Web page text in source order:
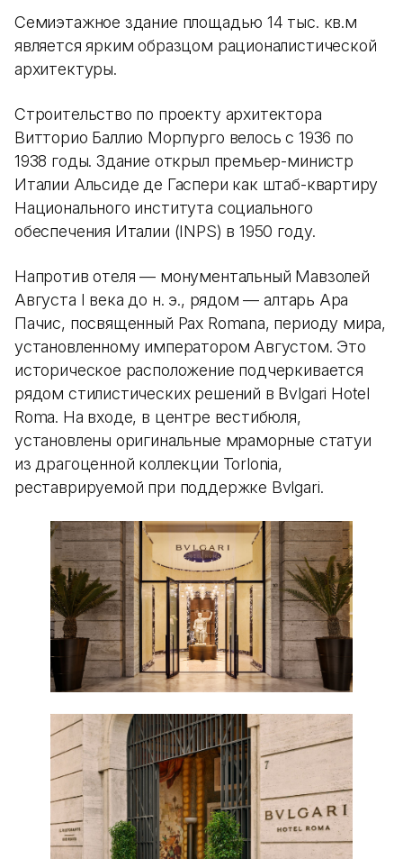
Семиэтажное здание площадью 14 тыс. кв.м
является ярким образцом рационалистической
архитектуры.
Строительство по проекту архитектора
Витторио Баллио Морпурго велось с 1936 по
1938 годы. Здание открыл премьер-министр
Италии Альсиде де Гаспери как штаб-квартиру
Национального института социального
обеспечения Италии (INPS) в 1950 году.
Напротив отеля — монументальный Мавзолей
Августа I века до н. э., рядом — алтарь Ара
Пачис, посвященный Pax Romana, периоду мира,
установленному императором Августом. Это
историческое расположение подчеркивается
рядом стилистических решений в Bvlgari Hotel
Roma. На входе, в центре вестибюля,
установлены оригинальные мраморные статуи
из драгоценной коллекции Torlonia,
реставрируемой при поддержке Bvlgari.